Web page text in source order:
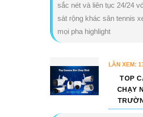
sắc nét và liên tục 24/24
sát rộng khác sân tennis
mọi pha highlight
LẦN XEM:
TOP
CHẠY